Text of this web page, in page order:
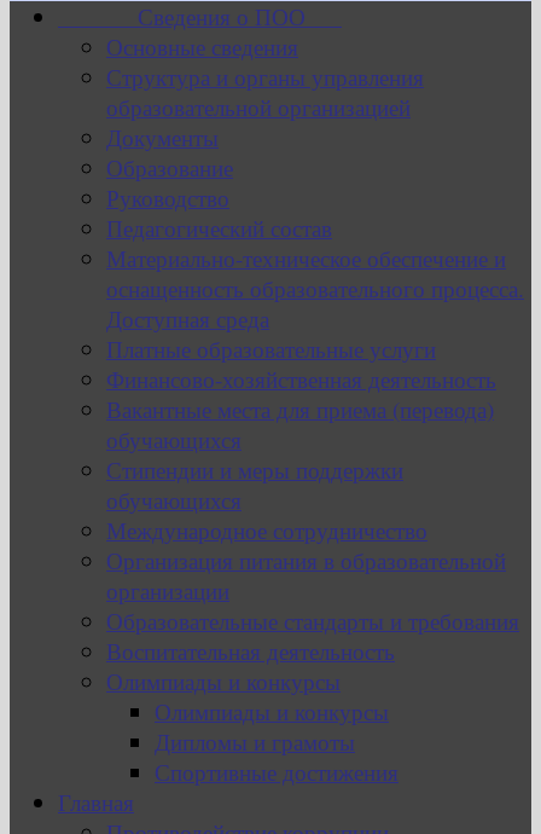
Сведения о ПОО
Основные сведения
Структура и органы управления
образовательной организацией
Документы
Образование
Руководство
Педагогический состав
Материально-техническое обеспечение и
оснащенность образовательного процесса.
Доступная среда
Платные образовательные услуги
Финансово-хозяйственная деятельность
Вакантные места для приема (перевода)
обучающихся
Стипендии и меры поддержки
обучающихся
Международное сотрудничество
Организация питания в образовательной
организации
Образовательные стандарты и требования
Воспитательная деятельность
Олимпиады и конкурсы
Олимпиады и конкурсы
Дипломы и грамоты
Спортивные достижения
Главная